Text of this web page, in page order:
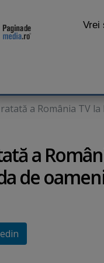
a România TV la
a
de
Vrei